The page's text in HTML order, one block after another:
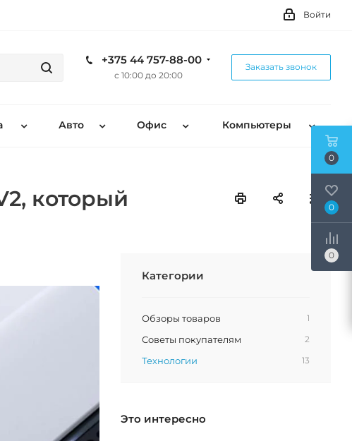
Войти
+375 44 757-88-00
с 10:00 до 20:00
Заказать звонок
Авто Офис Компьютеры
который
Категории
Обзоры товаров 1
Советы покупателям 2
Технологии 13
Это интересно
0
0
0